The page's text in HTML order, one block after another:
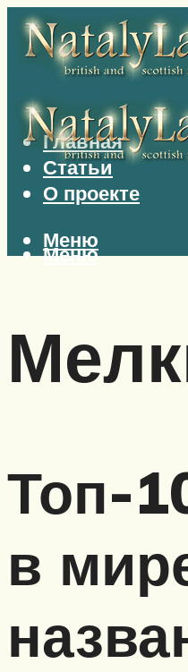
Главная
Статьи
О проекте
Меню
Меню
Топ-
в